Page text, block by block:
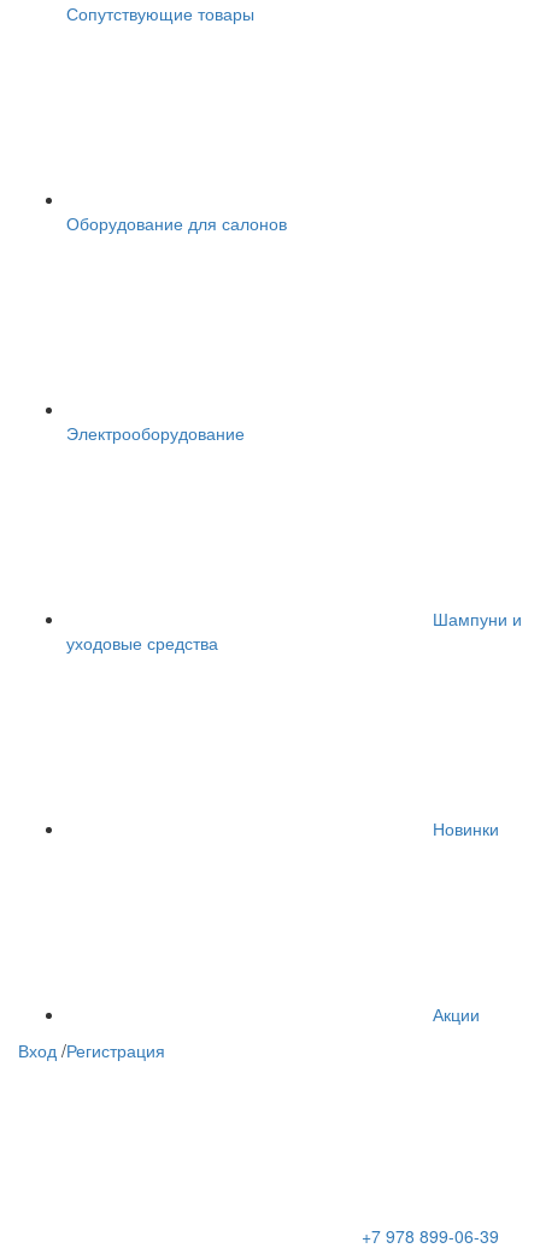
Сопутствующие товары
Оборудование для салонов
Электрооборудование
Шампуни и
уходовые средства
Новинки
Акции
Вход /Регистрация
+7 978 899-06-39